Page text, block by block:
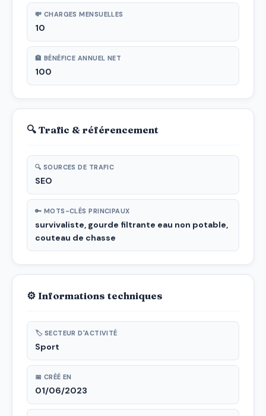
💸 CHARGES MENSUELLES
10
🏦 BÉNÉFICE ANNUEL NET
100
🔍 Trafic & référencement
🔍 SOURCES DE TRAFIC
SEO
🔑 MOTS-CLÉS PRINCIPAUX
survivaliste, gourde filtrante eau non potable,
couteau de chasse
⚙ Informations techniques
🏷 SECTEUR D'ACTIVITÉ
Sport
📅 CRÉÉ EN
01/06/2023